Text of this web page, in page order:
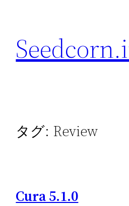
タグ: Review
Cura 5.1.0